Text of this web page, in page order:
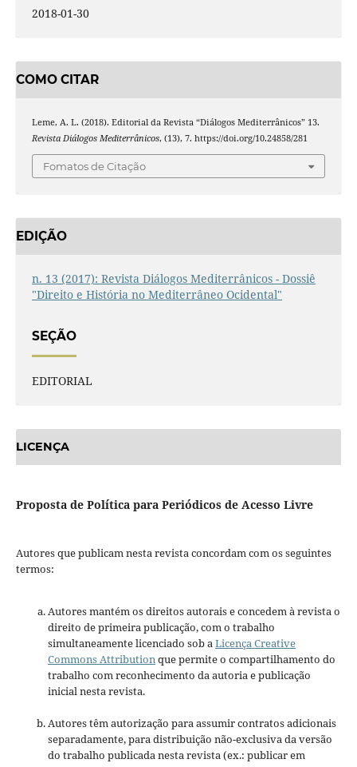
2018-01-30
COMO CITAR
Leme, A. L. (2018). Editorial da Revista “Diálogos Mediterrânicos” 13.
Revista Diálogos Mediterrânicos, (13), 7. https://doi.org/10.24858/281
Fomatos de Citação
EDIÇÃO
n. 13 (2017): Revista Diálogos Mediterrânicos - Dossiê
"Direito e História no Mediterrâneo Ocidental"
SEÇÃO
EDITORIAL
LICENÇA
Proposta de Política para Periódicos de Acesso Livre
Autores que publicam nesta revista concordam com os seguintes
termos:
Autores mantém os direitos autorais e concedem à revista o
direito de primeira publicação, com o trabalho
simultaneamente licenciado sob a Licença Creative
Commons Attribution que permite o compartilhamento do
trabalho com reconhecimento da autoria e publicação
inicial nesta revista.
Autores têm autorização para assumir contratos adicionais
separadamente, para distribuição não-exclusiva da versão
do trabalho publicada nesta revista (ex.: publicar em